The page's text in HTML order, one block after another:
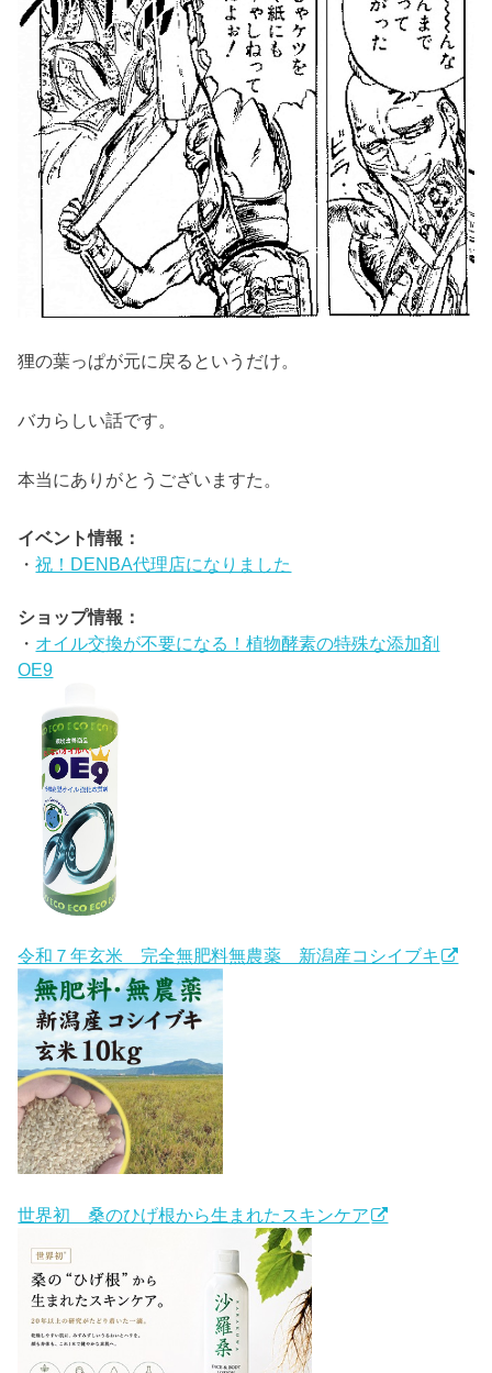
狸の葉っぱが元に戻るというだけ。
バカらしい話です。
本当にありがとうございますた。
イベント情報：
・祝！DENBA代理店になりました
ショップ情報：
・ オイル交換が不要になる！植物酵素の特殊な添加剤
OE9
令和７年玄米 完全無肥料無農薬 新潟産コシイブキ
世界初 桑のひげ根から生まれたスキンケア